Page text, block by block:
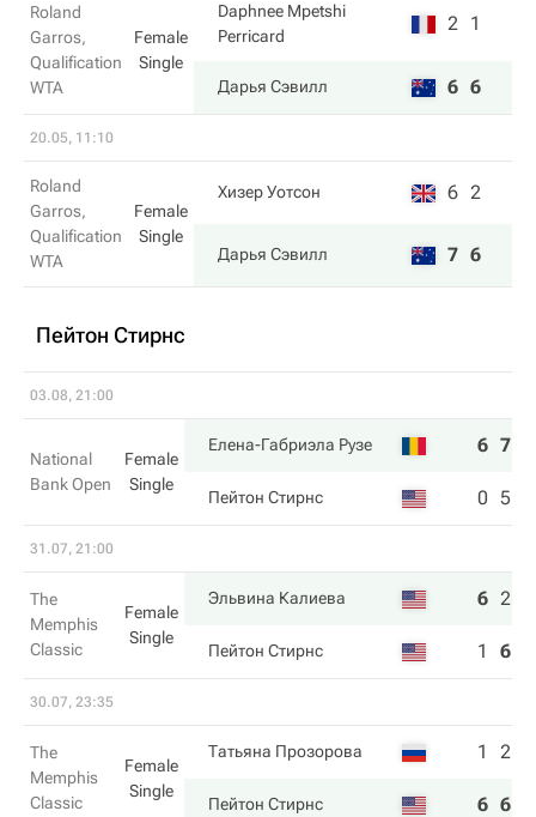
Roland
Garros,
Qualification
WTA
Female
Single
Daphnee Mpetshi
Perricard
2 1
Дарья Сэвилл 6 6
20.05, 11:10
Roland
Garros,
Qualification
WTA
Female
Single
Хизер Уотсон 6 2
Дарья Сэвилл 7 6
Пейтон Стирнс
03.08, 21:00
National
Bank Open
Female
Single
Елена-Габриэла Рузе 6 7
Пейтон Стирнс 0 5
31.07, 21:00
The
Memphis
Classic
Female
Single
Эльвина Калиева 6 2
Пейтон Стирнс 1 6
30.07, 23:35
The
Memphis
Classic
Female
Single
Татьяна Прозорова 1 2
Пейтон Стирнс 6 6